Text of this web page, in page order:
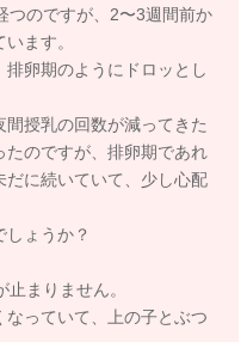
つのですが、2〜3週間前か
ます。
卵期のようにドロッとし
授乳の回数が減ってきた
のですが、排卵期であれ
に続いていて、少し心配
ょうか？
まりません。
っていて、上の子とぶつ